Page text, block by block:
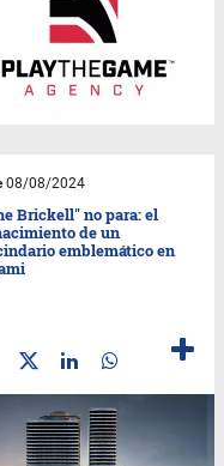
08/08/2024
Brickell" no para: el
de un
emblemático en